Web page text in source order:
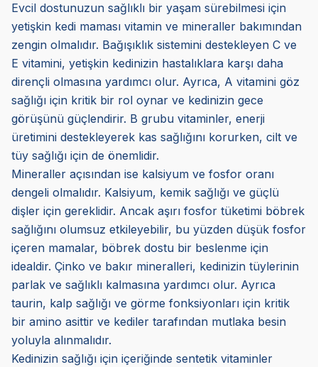
Evcil dostunuzun sağlıklı bir yaşam sürebilmesi için
yetişkin kedi maması vitamin ve mineraller bakımından
zengin olmalıdır. Bağışıklık sistemini destekleyen C ve
E vitamini, yetişkin kedinizin hastalıklara karşı daha
dirençli olmasına yardımcı olur. Ayrıca, A vitamini göz
sağlığı için kritik bir rol oynar ve kedinizin gece
görüşünü güçlendirir. B grubu vitaminler, enerji
üretimini destekleyerek kas sağlığını korurken, cilt ve
tüy sağlığı için de önemlidir.
Mineraller açısından ise kalsiyum ve fosfor oranı
dengeli olmalıdır. Kalsiyum, kemik sağlığı ve güçlü
dişler için gereklidir. Ancak aşırı fosfor tüketimi böbrek
sağlığını olumsuz etkileyebilir, bu yüzden düşük fosfor
içeren mamalar, böbrek dostu bir beslenme için
idealdir. Çinko ve bakır mineralleri, kedinizin tüylerinin
parlak ve sağlıklı kalmasına yardımcı olur. Ayrıca
taurin, kalp sağlığı ve görme fonksiyonları için kritik
bir amino asittir ve kediler tarafından mutlaka besin
yoluyla alınmalıdır.
Kedinizin sağlığı için içeriğinde sentetik vitaminler